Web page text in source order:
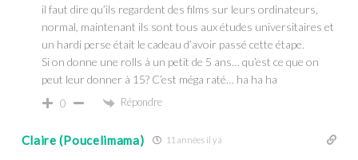
il faut dire qu’ils regardent des films sur leurs ordinateurs,
normal, maintenant ils sont tous aux études universitaires et
un hardi perse était le cadeau d’avoir passé cette étape.
Si on donne une rolls à un petit de 5 ans… qu’est ce que on
peut leur donner à 15? C’est méga raté… ha ha ha
0 Répondre
Claire (Poucelimama) 11 années il y a